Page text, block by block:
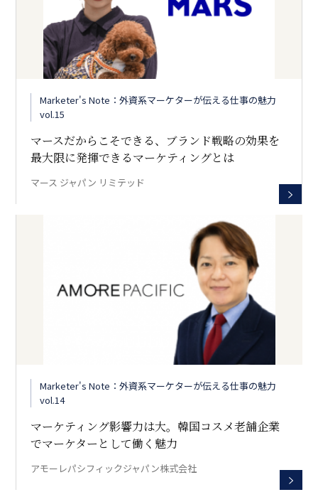
Marketer's Note：外資系マーケターが伝える仕事の魅力
vol.15
マースだからこそできる、ブランド戦略の効果を
最大限に発揮できるマーケティングとは
マース ジャパン リミテッド
Marketer's Note：外資系マーケターが伝える仕事の魅力
vol.14
マーケティング影響力は大。韓国コスメ老舗企業
でマーケターとして働く魅力
アモーレパシフィックジャパン株式会社